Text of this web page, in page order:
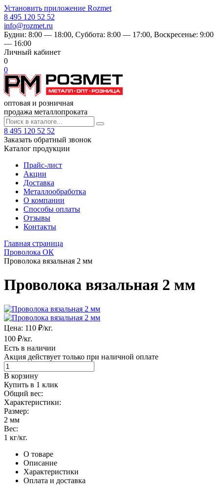
Установить приложение Rozmet
8 495 120 52 52
info@rozmet.ru
Будни: 8:00 — 18:00, Суббота: 8:00 — 17:00, Воскресенье: 9:00
— 16:00
Личный кабинет
0
0
оптовая и розничная
продажа металлопроката
8 495 120 52 52
Заказать обратный звонок
Каталог продукции
Прайс-лист
Акции
Доставка
Металлообработка
О компании
Способы оплаты
Отзывы
Контакты
Главная страница
Проволока ОК
Проволока вязальная 2 мм
Проволока вязальная 2 мм
Цена: 110 ₽/кг.
100 ₽/кг.
Есть в наличии
Акция действует только при наличной оплате
В корзину
Купить в 1 клик
Общий вес:
Характеристики:
Размер:
2 мм
Вес:
1 кг/кг.
О товаре
Описание
Характеристики
Оплата и доставка